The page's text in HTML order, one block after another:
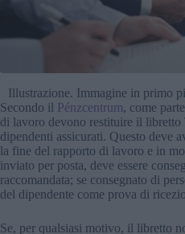
Illustrazione. Immagine in primo
Secondo il Pénzcentrum, come
di lavoro devono restituire il libretto
dipendenti assicurati. Questo deve
la fine del rapporto di lavoro e in
inviato per posta, deve essere
raccomandata; se consegnato di
del dipendente come prova di
Se, per qualsiasi motivo, il libretto